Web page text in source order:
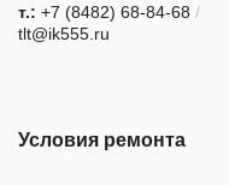
т.: +7 (8482) 68-84-68 /
tlt@ik555.ru
Условия ремонта